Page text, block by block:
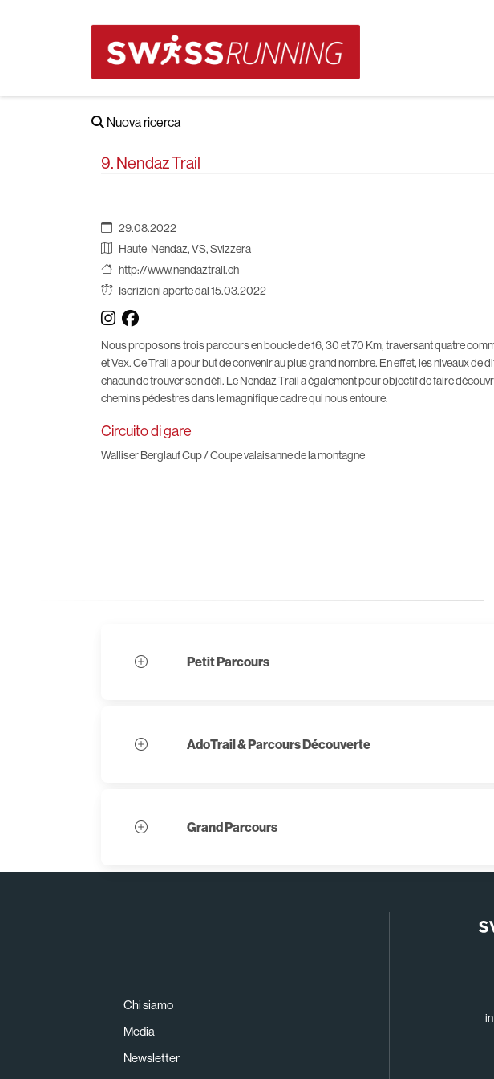
Nuova ricerca
9. Nendaz Trail
29.08.2022
Haute-Nendaz, VS, Svizzera
http://www.nendaztrail.ch
Iscrizioni aperte dal 15.03.2022
Nous proposons trois parcours en boucle de 16, 30 et 70 Km, traversant quatre
et Vex. Ce Trail a pour but de convenir au plus grand nombre. En effet, les niveaux de
chacun de trouver son défi. Le Nendaz Trail a également pour objectif de faire
chemins pédestres dans le magnifique cadre qui nous entoure.
Circuito di gare
Walliser Berglauf Cup / Coupe valaisanne de la montagne
Petit Parcours
AdoTrail & Parcours Découverte
Grand Parcours
Chi siamo
Media
Newsletter